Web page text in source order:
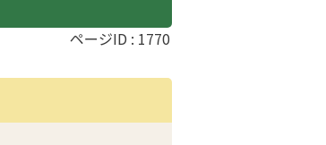
ページID : 1770